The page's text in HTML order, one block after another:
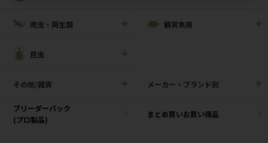
爬虫・両生類 観賞魚用
昆虫
その他/雑貨 メーカー・ブランド別
ブリーダーパック
(プロ製品)
まとめ買いお買い得品